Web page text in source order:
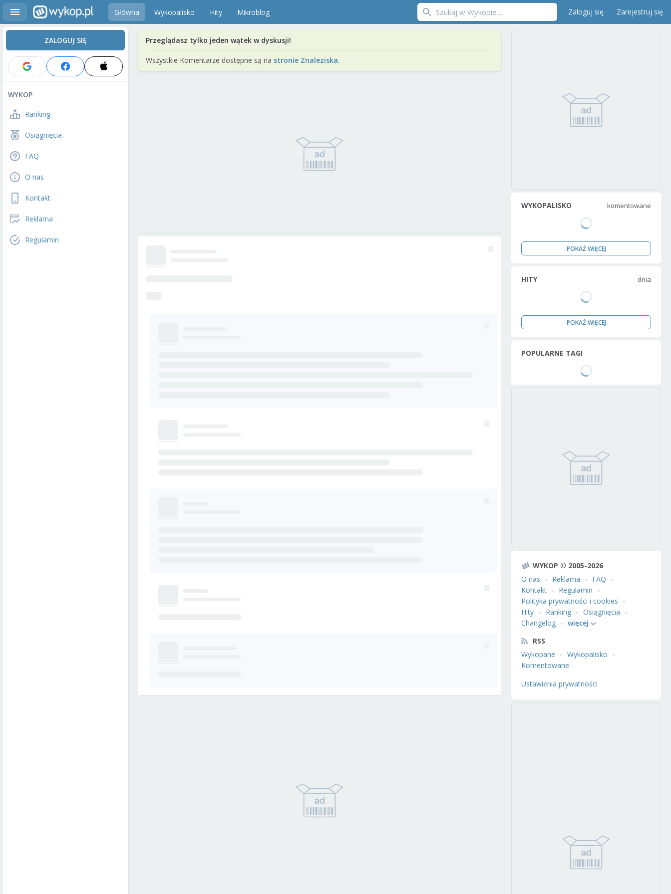
Główna Wykopalisko Hity Mikroblog Zaloguj się Zarejestruj się
ZALOGUJ SIĘ
WYKOP
Ranking
Osiągnięcia
FAQ
O nas
Kontakt
Reklama
Regulamin
Przeglądasz tylko jeden wątek w dyskusji!
Wszystkie Komentarze dostępne są na stronie Znaleziska.
WYKOPALISKO komentowane
POKAŻ WIĘCEJ
HITY dnia
POKAŻ WIĘCEJ
POPULARNE TAGI
WYKOP © 2005-2026
O nas
Reklama
FAQ
Kontakt
Regulamin
Polityka prywatności i cookies
Hity
Ranking
Osiągnięcia
Changelog
więcej
RSS
Wykopane
Wykopalisko
Komentowane
Ustawienia prywatności